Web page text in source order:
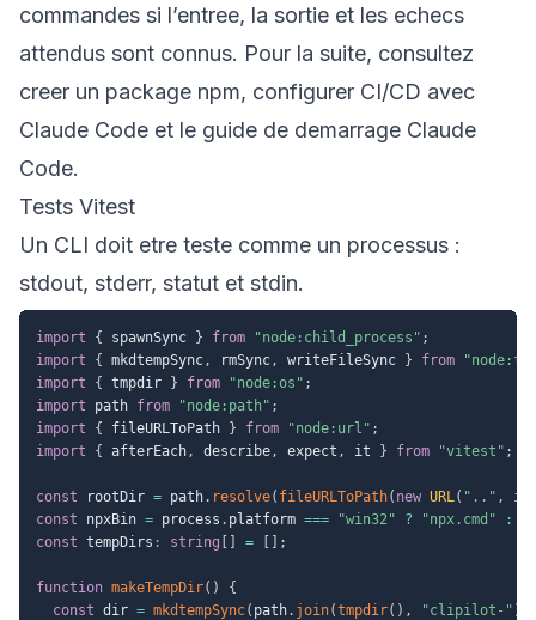
commandes si l’entree, la sortie et les echecs
attendus sont connus. Pour la suite, consultez
creer un package npm, configurer CI/CD avec
Claude Code et le guide de demarrage Claude
Code.
Tests Vitest
Un CLI doit etre teste comme un processus :
stdout, stderr, statut et stdin.
import { spawnSync } from "node:child_process" ;
import
{ mkdtempSync, rmSync, writeFileSync } from
import
{ tmpdir } from "node:os" ;
import path from "node:path" ;
import
{ fileURLToPath } from "node:url" ;
import
{ afterEach, describe, expect , it } from "vitest" ;
const rootDir = path. resolve( fileURLToPath( new URL( ".." ,
const npxBin = process . platform === "win32" ? "npx.cmd" :
const tempDirs : string = ;
function makeTempDir( )
{
const dir = mkdtempSync( path. join(tmpdir( ) , "clipilot-" )